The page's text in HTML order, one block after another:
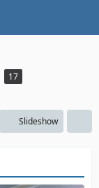
17
Slideshow